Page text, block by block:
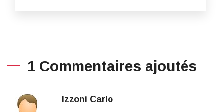
1 Commentaires ajoutés
Izzoni Carlo